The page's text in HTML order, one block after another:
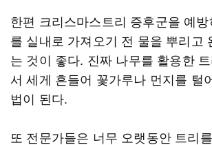
한편 크리스마스트리 증후군을 예
를 실내로 가져오기 전 물을 뿌리고
는 것이 좋다. 진짜 나무를 활용한
서 세게 흔들어 꽃가루나 먼지를 털
법이 된다.
또 전문가들은 너무 오랫동안 트리